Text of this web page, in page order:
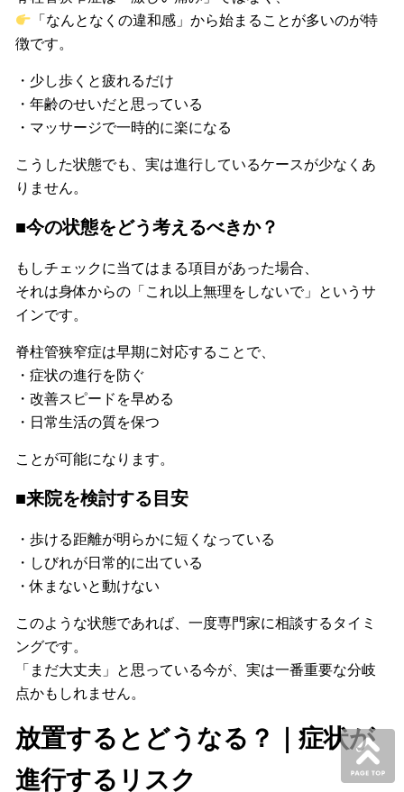
「なんとなくの違和感」から始まることが多いのが特
徴です。
・少し歩くと疲れるだけ
・年齢のせいだと思っている
・マッサージで一時的に楽になる
こうした状態でも、実は進行しているケースが少なくあ
りません。
■今の状態をどう考えるべきか？
もしチェックに当てはまる項目があった場合、
それは身体からの「これ以上無理をしないで」というサ
インです。
脊柱管狭窄症は早期に対応することで、
・症状の進行を防ぐ
・改善スピードを早める
・日常生活の質を保つ
ことが可能になります。
■来院を検討する目安
・歩ける距離が明らかに短くなっている
・しびれが日常的に出ている
・休まないと動けない
このような状態であれば、一度専門家に相談するタイミ
ングです。
「まだ大丈夫」と思っている今が、実は一番重要な分岐
点かもしれません。
放置するとどうなる？｜症状が
進行するリスク